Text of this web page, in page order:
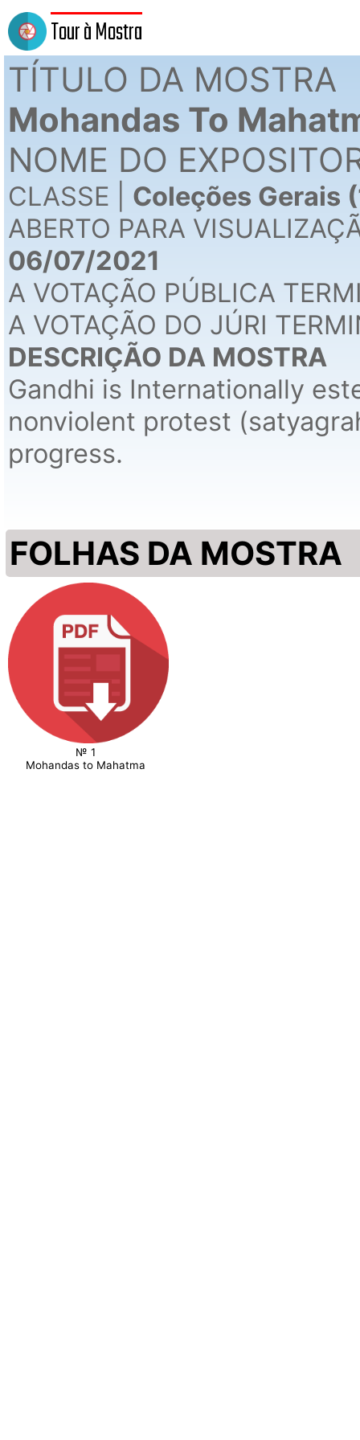
Tour à Mostra
TÍTULO DA MOSTRA
Mohandas To
NOME DO
CLASSE | Coleções Gerais
ABERTO PARA
06/07/2021
A VOTAÇÃO PÚBLICA
A VOTAÇÃO DO JÚRI
DESCRIÇÃO DA MOSTRA
Gandhi is Internationally
nonviolent protest
progress.
FOLHAS DA MOSTRA
№ 1
Mohandas to Mahatma